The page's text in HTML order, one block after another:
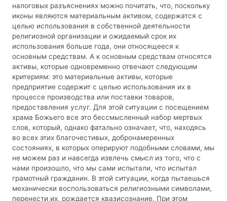
налоговых разъяснениях можно почитать, что, поскольку
иконы являются материальным активом, содержатся с
целью использования в собственной деятельности
религиозной организации и ожидаемый срок их
использования больше года, они относящееся к
основным средствам. А к основным средствам относятся
активы, которые одновременно отвечают следующим
критериям: это материальные активы, которые
предприятие содержит с целью использования их в
процессе производства или поставки товаров,
предоставления услуг. Для этой ситуации с посещением
храма Божьего все это бессмысленный набор мертвых
слов, который, однако фатально означает, что, находясь
во всех этих благочестивых, добронамеренных
состояниях, в которых оперируют подобными словами, мы
не можем раз и навсегда извлечь смысл из того, что с
нами произошло, что мы сами испытали, что испытал
грамотный гражданин. В этой ситуации, когда пытаешься
механически воспользоваться религиозными символами,
перенести их, рождается квазисознание. При этом